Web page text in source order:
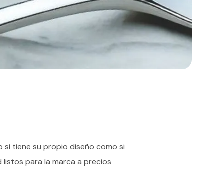
si tiene su propio diseño como si
para la marca a precios